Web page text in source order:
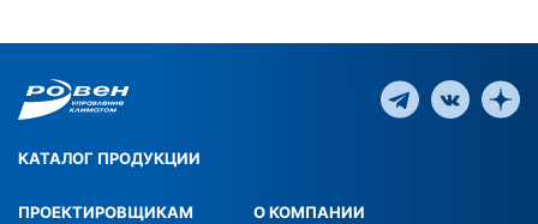
КАТАЛОГ ПРОДУКЦИИ
ПРОЕКТИРОВЩИКАМ О КОМПАНИИ